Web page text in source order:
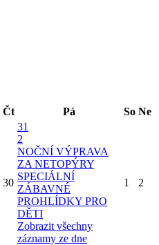
Čt Pá So Ne
30
31
2
NOČNÍ VÝPRAVA
ZA NETOPÝRY
SPECIÁLNÍ
ZÁBAVNÉ
PROHLÍDKY PRO
DĚTI
Zobrazit všechny
záznamy ze dne
1 2